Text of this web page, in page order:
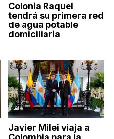
Colonia Raquel
tendrá su primera red
de agua potable
domiciliaria
Javier Milei viaja a
Colombia para la